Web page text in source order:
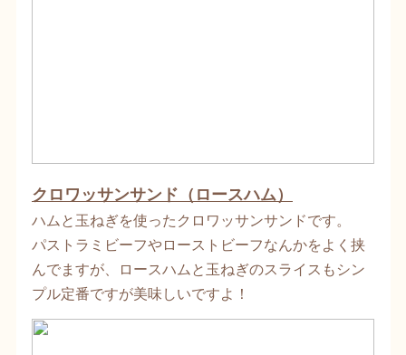
クロワッサンサンド（ロースハム）
ハムと玉ねぎを使ったクロワッサンサンドです。
パストラミビーフやローストビーフなんかをよく挟
んでますが、ロースハムと玉ねぎのスライスもシン
プル定番ですが美味しいですよ！